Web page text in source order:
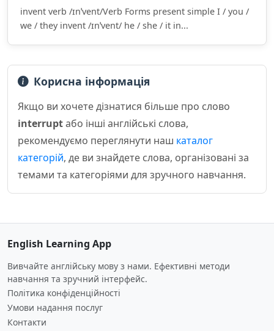
invent verb /ɪnˈvent/Verb Forms present simple I / you /
we / they invent /ɪnˈvent/ he / she / it in...
Корисна інформація
Якщо ви хочете дізнатися більше про слово
interruptабо інші англійські слова,
рекомендуємо переглянути наш каталог
категорій, де ви знайдете слова, організовані за
темами та категоріями для зручного навчання.
English Learning App
Вивчайте англійську мову з нами. Ефективні методи
навчання та зручний інтерфейс.
Політика конфіденційності
Умови надання послуг
Контакти